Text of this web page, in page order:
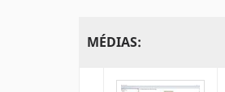
MÉDIAS: